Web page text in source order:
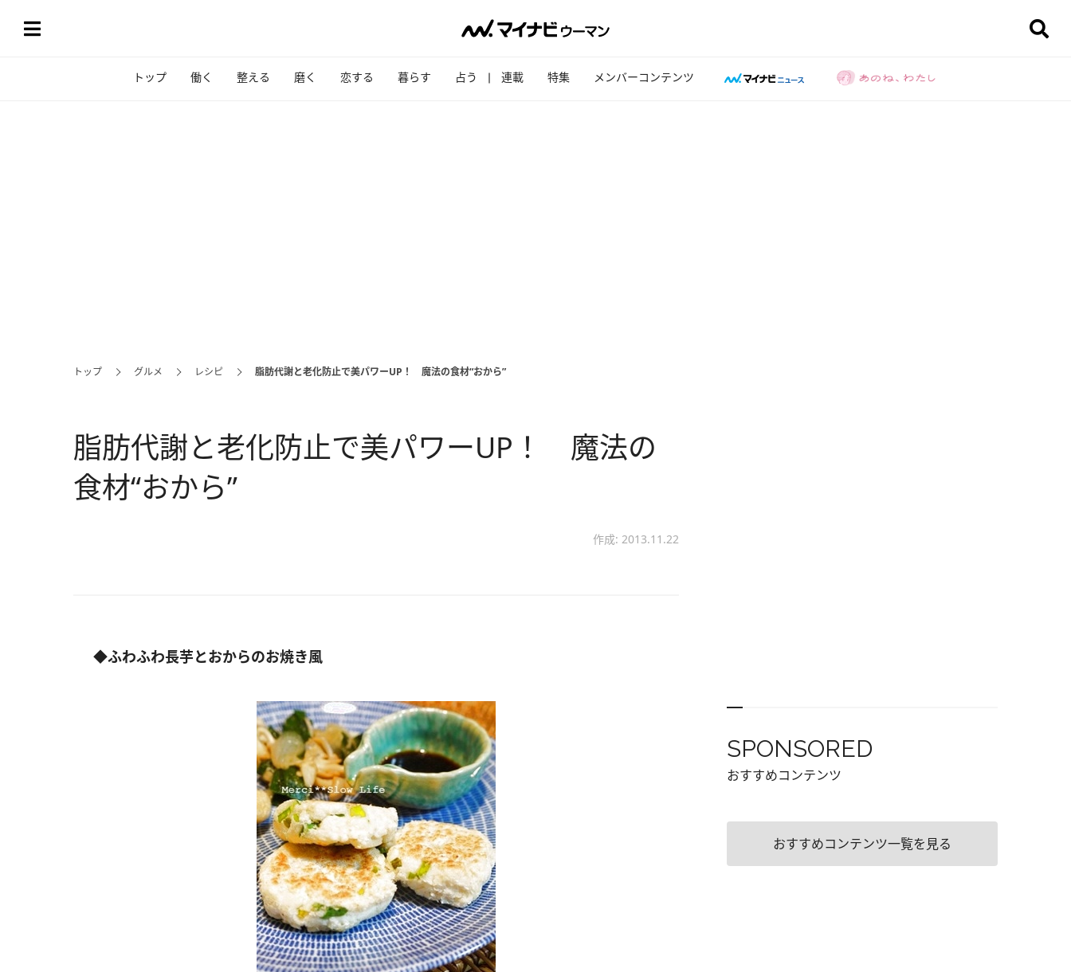
トップ 働く 整える 磨く 恋する 暮らす 占う 連載 特集 メンバーコンテンツ
トップ グルメ レシピ 脂肪代謝と老化防止で美パワーUP！ 魔法の食材“おから”
脂肪代謝と老化防止で美パワーUP！ 魔法の
食材“おから”
作成: 2013.11.22
◆ふわふわ長芋とおからのお焼き風
SPONSORED
おすすめコンテンツ
おすすめコンテンツ一覧を見る